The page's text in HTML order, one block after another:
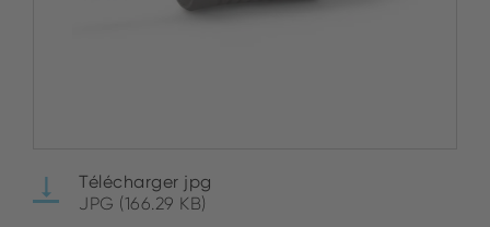
Télécharger jpg
JPG (166.29 KB)